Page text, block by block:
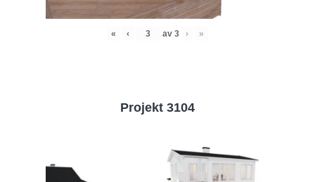
« ‹ av 3 › »
Projekt 3104